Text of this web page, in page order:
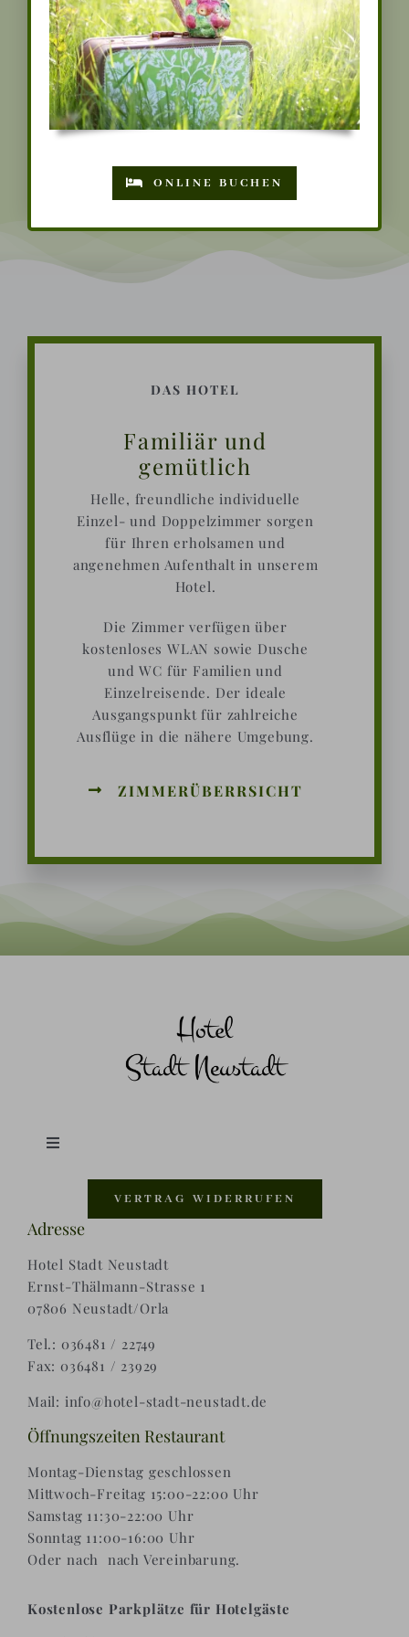
internationale Spezialitäten aus der
Region und unserem eigenen
Kräutergarten.
SPEISEKARTE
DAS HOTEL
Familiär und
gemütlich
Helle, freundliche individuelle
Einzel- und Doppelzimmer sorgen
für Ihren erholsamen und
angenehmen Aufenthalt in unserem
Hotel.
Die Zimmer verfügen über
kostenloses WLAN sowie Dusche
und WC für Familien und
Einzelreisende. Der ideale
Ausgangspunkt für zahlreiche
Ausflüge in die nähere Umgebung.
ZIMMERÜBERRSICHT
Toggle
Zahlungsweisen |
Widerruf |
Versand & Lieferung
VERTRAG WIDERRUFEN
Adresse
Hotel Stadt Neustadt
Ernst-Thälmann-Strasse 1
07806 Neustadt/Orla
Tel.: 036481 / 22749
Fax: 036481 / 23929
Mail: info@hotel-stadt-neustadt.de
Öffnungszeiten Restaurant
Montag-Dienstag geschlossen
Mittwoch-Freitag 15:00-22:00 Uhr
Samstag 11:30-22:00 Uhr
Sonntag 11:00-16:00 Uhr
Oder nach nach Vereinbarung.
Kostenlose Parkplätze für Hotelgäste
ONLINE BUCHEN